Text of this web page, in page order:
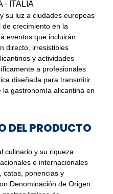
· ITALIA
su luz a ciudades europeas
crecimiento en la
eventos que incluirán
directo, irresistibles
y actividades
a profesionales
diseñada para transmitir
gastronomía alicantina en
DEL PRODUCTO
culinario y su riqueza
e internacionales
catas, ponencias y
Denominación de Origen